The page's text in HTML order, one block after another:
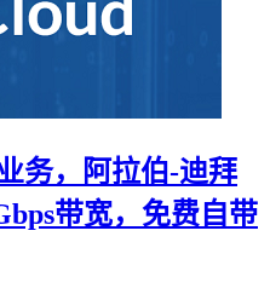
务，阿拉伯-迪拜
带宽，免费自带